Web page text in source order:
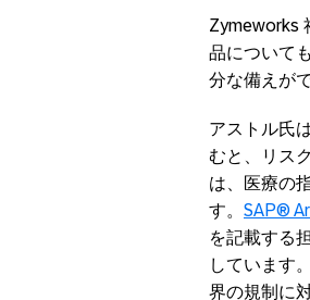
Zymeworks
品について
分な備えが
アストル氏
むと、リス
は、医療の
す。 SAP®
を記載する
しています。
界の規制に